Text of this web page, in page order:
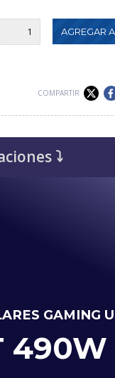
COMPARTIR
⤵
GAMING
490W